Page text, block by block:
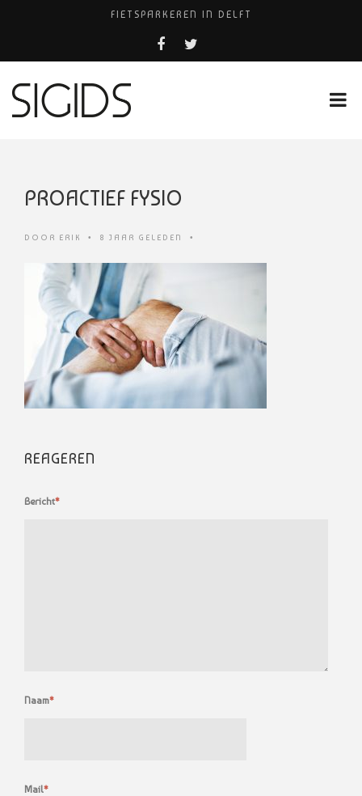
FIETSPARKEREN IN DELFT
PIZZERIA POMPEÏ ￼
COCKTAILS ON THE SPOT!
PROACTIEF FYSIO
DOOR ERIK • 8 JAAR GELEDEN •
REAGEREN
Bericht*
Naam*
Mail*